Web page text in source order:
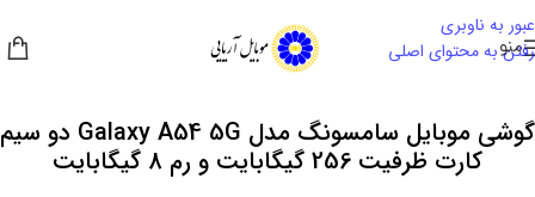
عبور به ناوبری
رفتن به محتوای اصلی
منو
گوشی موبایل سامسونگ مدل Galaxy A54 5G دو سیم
کارت ظرفیت 256 گیگابایت و رم 8 گیگابایت